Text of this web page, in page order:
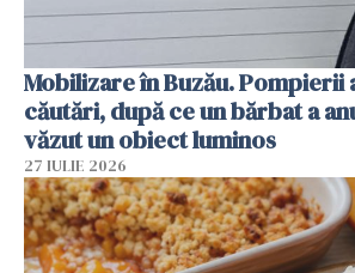
Mobilizare în Buzău. Pompierii
căutări, după ce un bărbat a
văzut un obiect luminos
27 IULIE 2026